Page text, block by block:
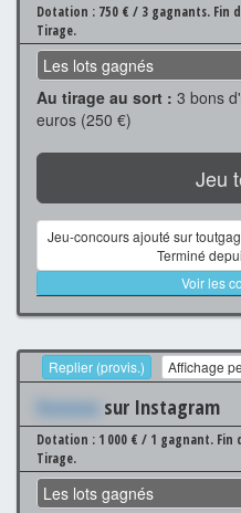
Dotation : 750 € / 3 gagnants. Fin
Tirage.
Les lots gagnés
Au tirage au sort : 3 bons
euros (250 €)
Jeu
Jeu-concours ajouté sur
Terminé
Voir les
Replier (provis.) Affichage
Xxxxxxx sur Instagram
Dotation : 1 000 € / 1 gagnant. Fin
Tirage.
Les lots gagnés